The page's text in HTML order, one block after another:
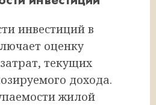
инвестиций в
оценку
текущих
дохода.
жилой